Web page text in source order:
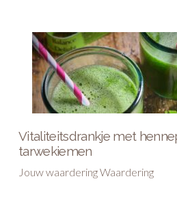
Vitaliteitsdrankje met
tarwekiemen
Jouw waardering Waardering